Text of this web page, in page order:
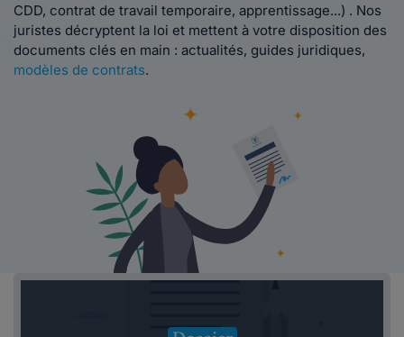
CDD, contrat de travail temporaire, apprentissage...) . Nos
juristes décryptent la loi et mettent à votre disposition des
documents clés en main : actualités, guides juridiques,
modèles de contrats.